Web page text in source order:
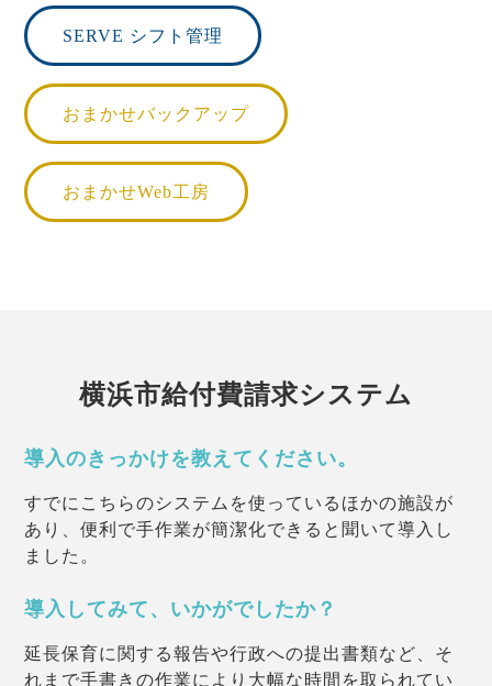
SERVE シフト管理
おまかせバックアップ
おまかせWeb工房
横浜市給付費請求システム
導入のきっかけを教えてください。
すでにこちらのシステムを使っているほかの施設が
あり、便利で手作業が簡潔化できると聞いて導入し
ました。
導入してみて、いかがでしたか？
延長保育に関する報告や行政への提出書類など、そ
れまで手書きの作業により大幅な時間を取られてい